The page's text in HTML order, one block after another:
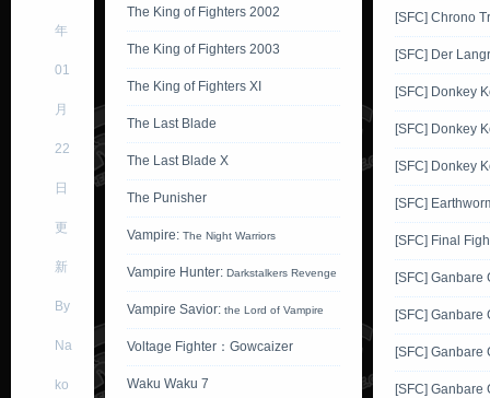
年
01
月
22
日
更
新
By
Na
ko
The King of Fighters 2002
The King of Fighters 2003
The King of Fighters XI
The Last Blade
The Last Blade X
The Punisher
Vampire: The Night Warriors
Vampire Hunter: Darkstalkers Revenge
Vampire Savior: the Lord of Vampire
Voltage Fighter：Gowcaizer
Waku Waku 7
[SFC] Chrono
[SFC] Der
[SFC] Donkey
[SFC] Donkey
[SFC] Donkey
[SFC]
[SFC] Final
[SFC] Ganbare
[SFC] Ganbare
[SFC] Ganbare
[SFC] Ganbare